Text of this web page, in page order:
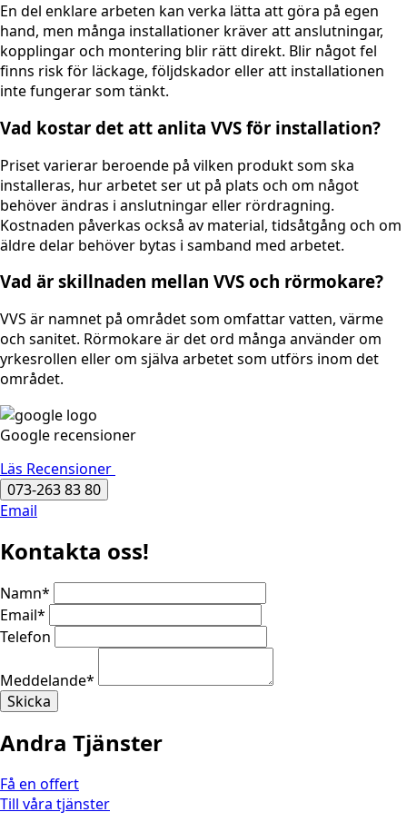
En del enklare arbeten kan verka lätta att göra på egen
hand, men många installationer kräver att anslutningar,
kopplingar och montering blir rätt direkt. Blir något fel
finns risk för läckage, följdskador eller att installationen
inte fungerar som tänkt.
Vad kostar det att anlita VVS för installation?
Priset varierar beroende på vilken produkt som ska
installeras, hur arbetet ser ut på plats och om något
behöver ändras i anslutningar eller rördragning.
Kostnaden påverkas också av material, tidsåtgång och om
äldre delar behöver bytas i samband med arbetet.
Vad är skillnaden mellan VVS och rörmokare?
VVS är namnet på området som omfattar vatten, värme
och sanitet. Rörmokare är det ord många använder om
yrkesrollen eller om själva arbetet som utförs inom det
området.
Google recensioner
Läs Recensioner
073-263 83 80
Email
Kontakta oss!
Namn*
Email*
Telefon
Meddelande*
Skicka
Andra Tjänster
Få en offert
Till våra tjänster